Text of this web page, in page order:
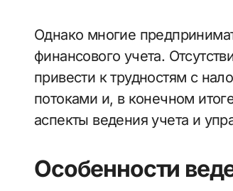
Однако многие
финансового учета.
привести к трудностям с
потоками и, в конечном
аспекты ведения учета и
Особенности